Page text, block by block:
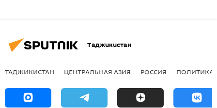
Таджикистан
ТАДЖИКИСТАН ЦЕНТРАЛЬНАЯ АЗИЯ РОССИЯ ПОЛИТИКА